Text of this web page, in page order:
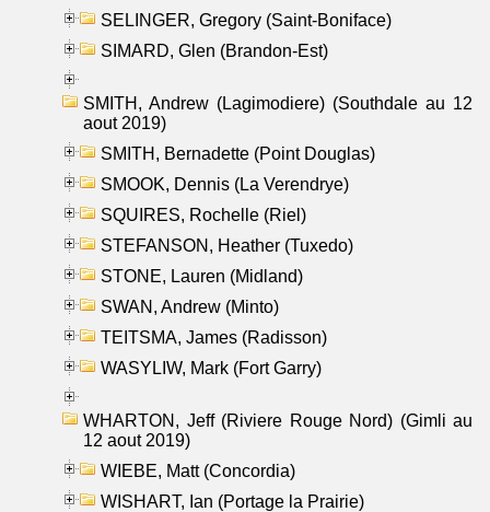
SELINGER, Gregory (Saint-Boniface)
SIMARD, Glen (Brandon-Est)
SMITH, Andrew (Lagimodiere) (Southdale au 12
aout 2019)
SMITH, Bernadette (Point Douglas)
SMOOK, Dennis (La Verendrye)
SQUIRES, Rochelle (Riel)
STEFANSON, Heather (Tuxedo)
STONE, Lauren (Midland)
SWAN, Andrew (Minto)
TEITSMA, James (Radisson)
WASYLIW, Mark (Fort Garry)
WHARTON, Jeff (Riviere Rouge Nord) (Gimli au
12 aout 2019)
WIEBE, Matt (Concordia)
WISHART, Ian (Portage la Prairie)